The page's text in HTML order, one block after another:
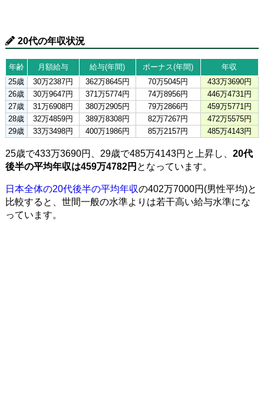
20代の年収状況
年齢 月額給与 給与(年間) ボーナス(年間)
年収
25歳
30万2387円 362万8645円 70万5045円
433万3690円
26歳
30万9647円 371万5774円 74万8956円
446万4731円
27歳
31万6908円 380万2905円 79万2866円
459万5771円
28歳
32万4859円 389万8308円 82万7267円
472万5575円
29歳
33万3498円 400万1986円 85万2157円 485万4143円
25歳で433万3690円、29歳で485万4143円と上昇し、 20代
後半の平均年収は459万4782円 となっています。
日本全体の20代後半の平均年収の402万7000円(男性平均)と
比較すると、世間一般の水準よりは若干高い給与水準にな
っています。